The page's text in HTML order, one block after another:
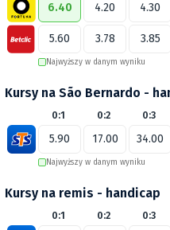
6.40 4.20 4.30
5.60 3.78 3.85
Najwyższy w danym wyniku
Kursy na São Bernardo -
0:1 0:2 0:3
5.90 17.00 34.00
Najwyższy w danym wyniku
Kursy na remis - handicap
0:1 0:2 0:3